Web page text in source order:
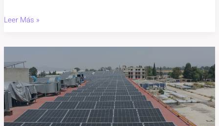
Leer Más »
de
Solares:
Guía
Completa